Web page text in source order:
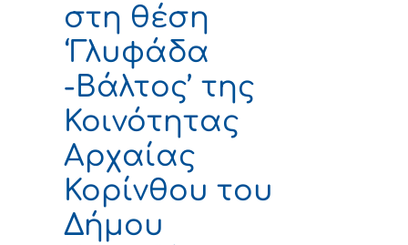
στη θέση
‘Γλυφάδα
-Βάλτος’ της
Κοινότητας
Αρχαίας
Κορίνθου του
Δήμου